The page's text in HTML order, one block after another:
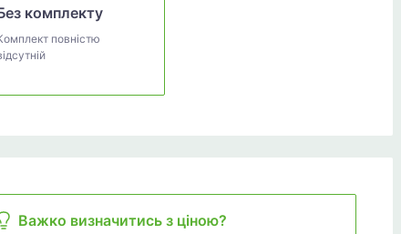
комплекту
повністю
Важко визначитись з ціною?